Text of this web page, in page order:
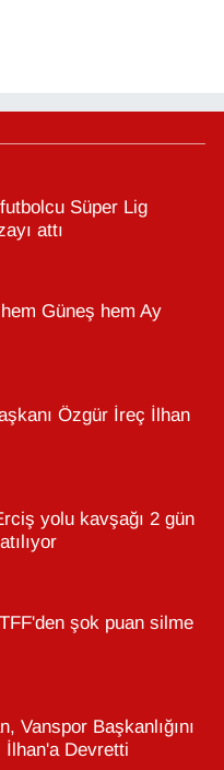
Süper Lig
attı
Güneş hem Ay
Özgür İreç İlhan
yolu kavşağı 2 gün
şok puan silme
Vanspor Başkanlığını
Devretti